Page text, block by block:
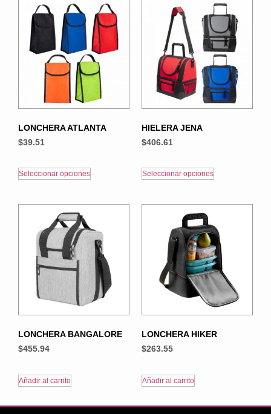
LONCHERA ATLANTA
$39.51
Seleccionar opciones
HIELERA JENA
$406.61
Seleccionar opciones
LONCHERA BANGALORE
$455.94
Añadir al carrito
LONCHERA HIKER
$263.55
Añadir al carrito